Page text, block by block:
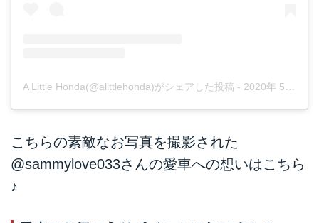
A Little Honda(@alittlehonda)がシェアした投稿 - 2020年 5月月20日午前2時12分PDT
こちらの素敵なお写真を撮影された
@sammylove033さんの愛車への想いはこちら
♪